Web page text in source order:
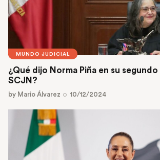
MUNDO JUDICIAL
¿Qué dijo Norma Piña en su
SCJN?
by Mario Álvarez 10/12/2024